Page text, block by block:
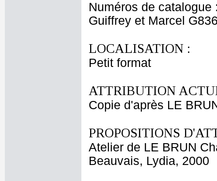
Numéros de catalogue
Guiffrey et Marcel
LOCALISATION :
Petit format
ATTRIBUTION
Copie d'après LE
PROPOSITIONS
Atelier de LE BRUN
Beauvais, Lydia, 2000